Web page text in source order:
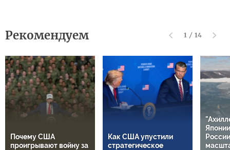
Рекомендуем 1 / 14
Почему США
проигрывают войну за
Как США упустили
стратегическое